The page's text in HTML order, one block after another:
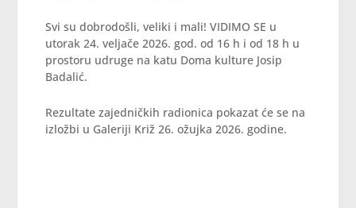
Svi su dobrodošli, veliki i mali! VIDIMO SE u
utorak 24. veljače 2026. god. od 16 h i od 18 h u
prostoru udruge na katu Doma kulture Josip
Badalić.
Rezultate zajedničkih radionica pokazat će se na
izložbi u Galeriji Križ 26. ožujka 2026. godine.